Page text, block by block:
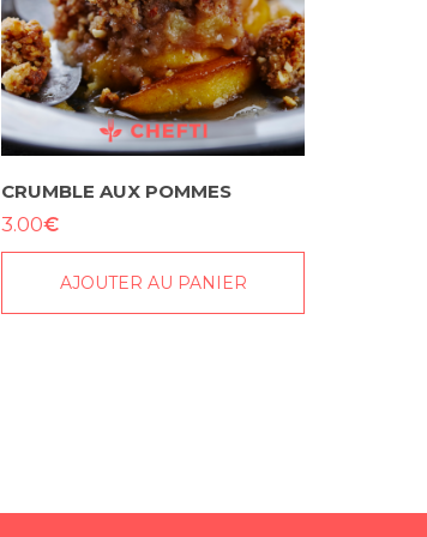
CRUMBLE AUX POMMES
3.00€
AJOUTER AU PANIER